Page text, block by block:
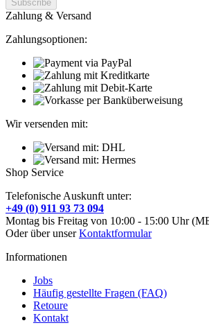
Zahlung & Versand
Zahlungsoptionen:
Wir versenden mit:
Shop Service
Telefonische Auskunft unter:
+49 (0) 911 93 73 094
Montag bis Freitag von 10:00 - 15:00 Uhr
Oder über unserKontaktformular
Informationen
Jobs
Häufig gestellte Fragen (FAQ)
Retoure
Kontakt